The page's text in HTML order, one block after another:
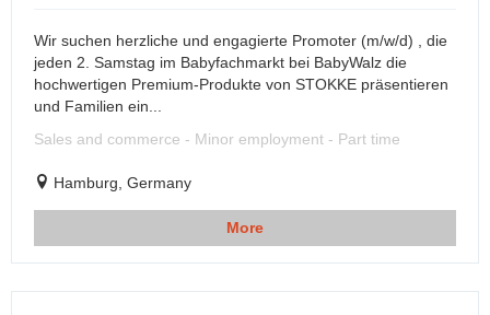
Wir suchen herzliche und engagierte Promoter (m/w/d) , die
jeden 2. Samstag im Babyfachmarkt bei BabyWalz die
hochwertigen Premium-Produkte von STOKKE präsentieren
und Familien ein...
Sales and commerce - Minor employment - Part time
Hamburg, Germany
More